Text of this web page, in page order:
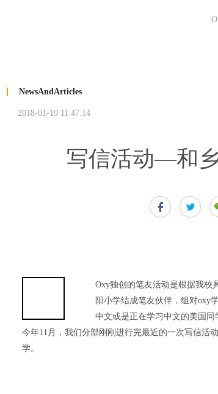
NewsAndArticles
2018-01-19 11:47:14
写信活动—和
Oxy独创的笔友活动是根据我校
阳小学结成笔友伙伴，组对oxy
中文或是正在学习中文的美国同
今年11月，我们分部刚刚进行完最近的一次写信活
学。